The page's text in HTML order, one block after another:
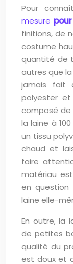
Pour
mesure
finitions, de
costume
quantité de
autres que
jamais fait
polyester
composé
la laine à
un tissu
chaud et
faire
matériau
en
laine elle-
En outre, la
de petites
qualité du
est doux et